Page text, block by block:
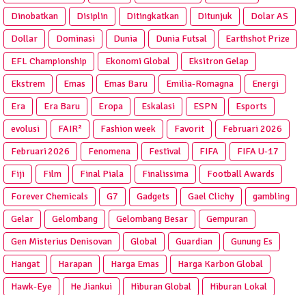
Dinobatkan
Disiplin Ditingkatkan Ditunjuk
Dolar AS
Dollar
Dominasi Dunia Dunia Futsal
Earthshot Prize
EFL Championship
Ekonomi Global
Eksitron Gelap
Ekstrem
Emas Emas Baru Emilia-Romagna
Energi
Era
Era Baru Eropa Eskalasi ESPN
Esports
evolusi
FAIR² Fashion week Favorit
Februari 2026
Februari 2026
Fenomena Festival FIFA
FIFA U-17
Fiji
Film Final Piala Finalissima
Football Awards
Forever Chemicals
G7 Gadgets Gael Clichy
gambling
Gelar
Gelombang Gelombang Besar
Gempuran
Gen Misterius Denisovan
Global Guardian
Gunung Es
Hangat
Harapan Harga Emas
Harga Karbon Global
Hawk-Eye
He Jiankui Hiburan Global
Hiburan Lokal